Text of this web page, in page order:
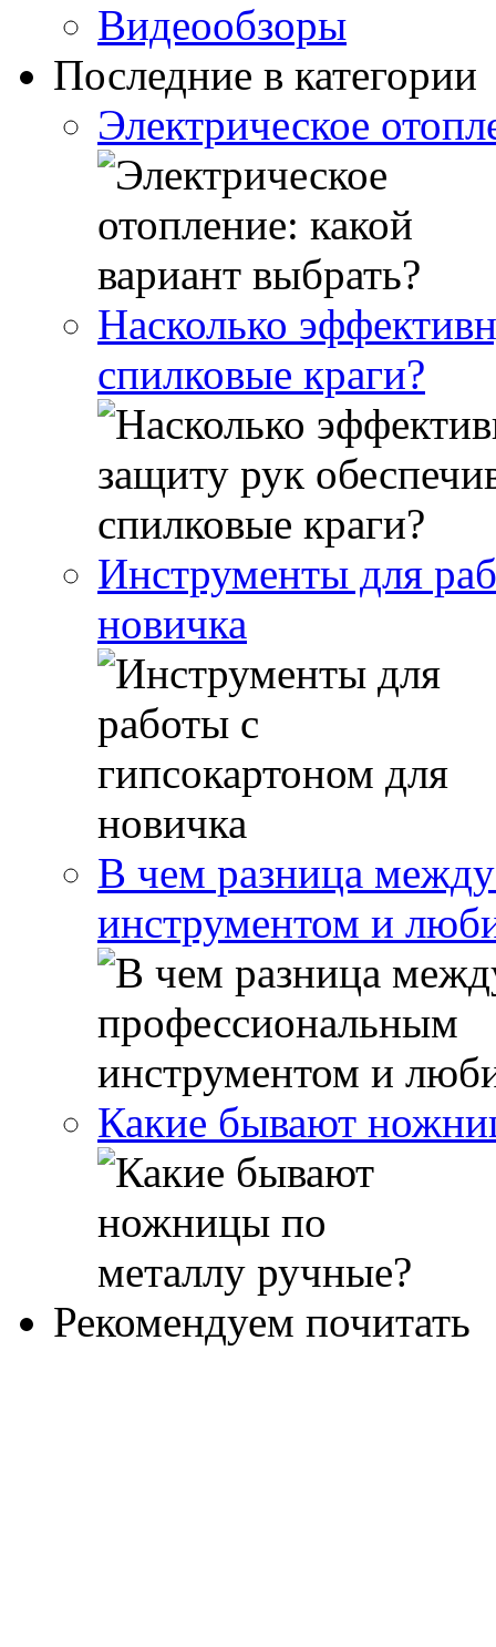
Видеообзоры
Последние в категории
Электрическое
Насколько
спилковые краги?
Инструменты для
новичка
В чем разница
инструментом и
Какие бывают
Рекомендуем почитать